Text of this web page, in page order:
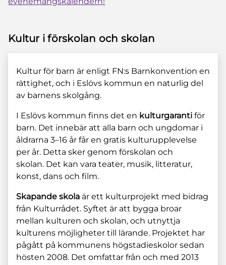
Kultur i förskolan och skolan
Kultur för barn är enligt FN:s Barnkonvention en
rättighet, och i Eslövs kommun en naturlig del
av barnens skolgång.
I Eslövs kommun finns det en kulturgaranti för
barn. Det innebär att alla barn och ungdomar i
åldrarna 3–16 år får en gratis kulturupplevelse
per år. Detta sker genom förskolan och
skolan. Det kan vara teater, musik, litteratur,
konst, dans och film.
Skapande skola är ett kulturprojekt med bidrag
från Kulturrådet. Syftet är att bygga broar
mellan kulturen och skolan, och utnyttja
kulturens möjligheter till lärande. Projektet har
pågått på kommunens högstadieskolor sedan
hösten 2008. Det omfattar från och med 2013